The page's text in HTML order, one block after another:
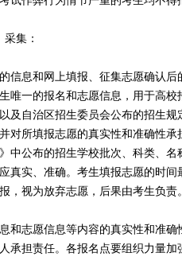
集：
息和网上填报、征集志愿确认后
唯一的报名和志愿信息，用于高校
及自治区招生委员会公布的招生规
对所填报志愿的真实性和准确性承
中公布的招生学校批次、科类、名
真实、准确。考生填报志愿的时间
，视为放弃志愿，后果由考生负责。
志愿信息等内容的真实性和准确
承担责任。各报名点要组织力量加